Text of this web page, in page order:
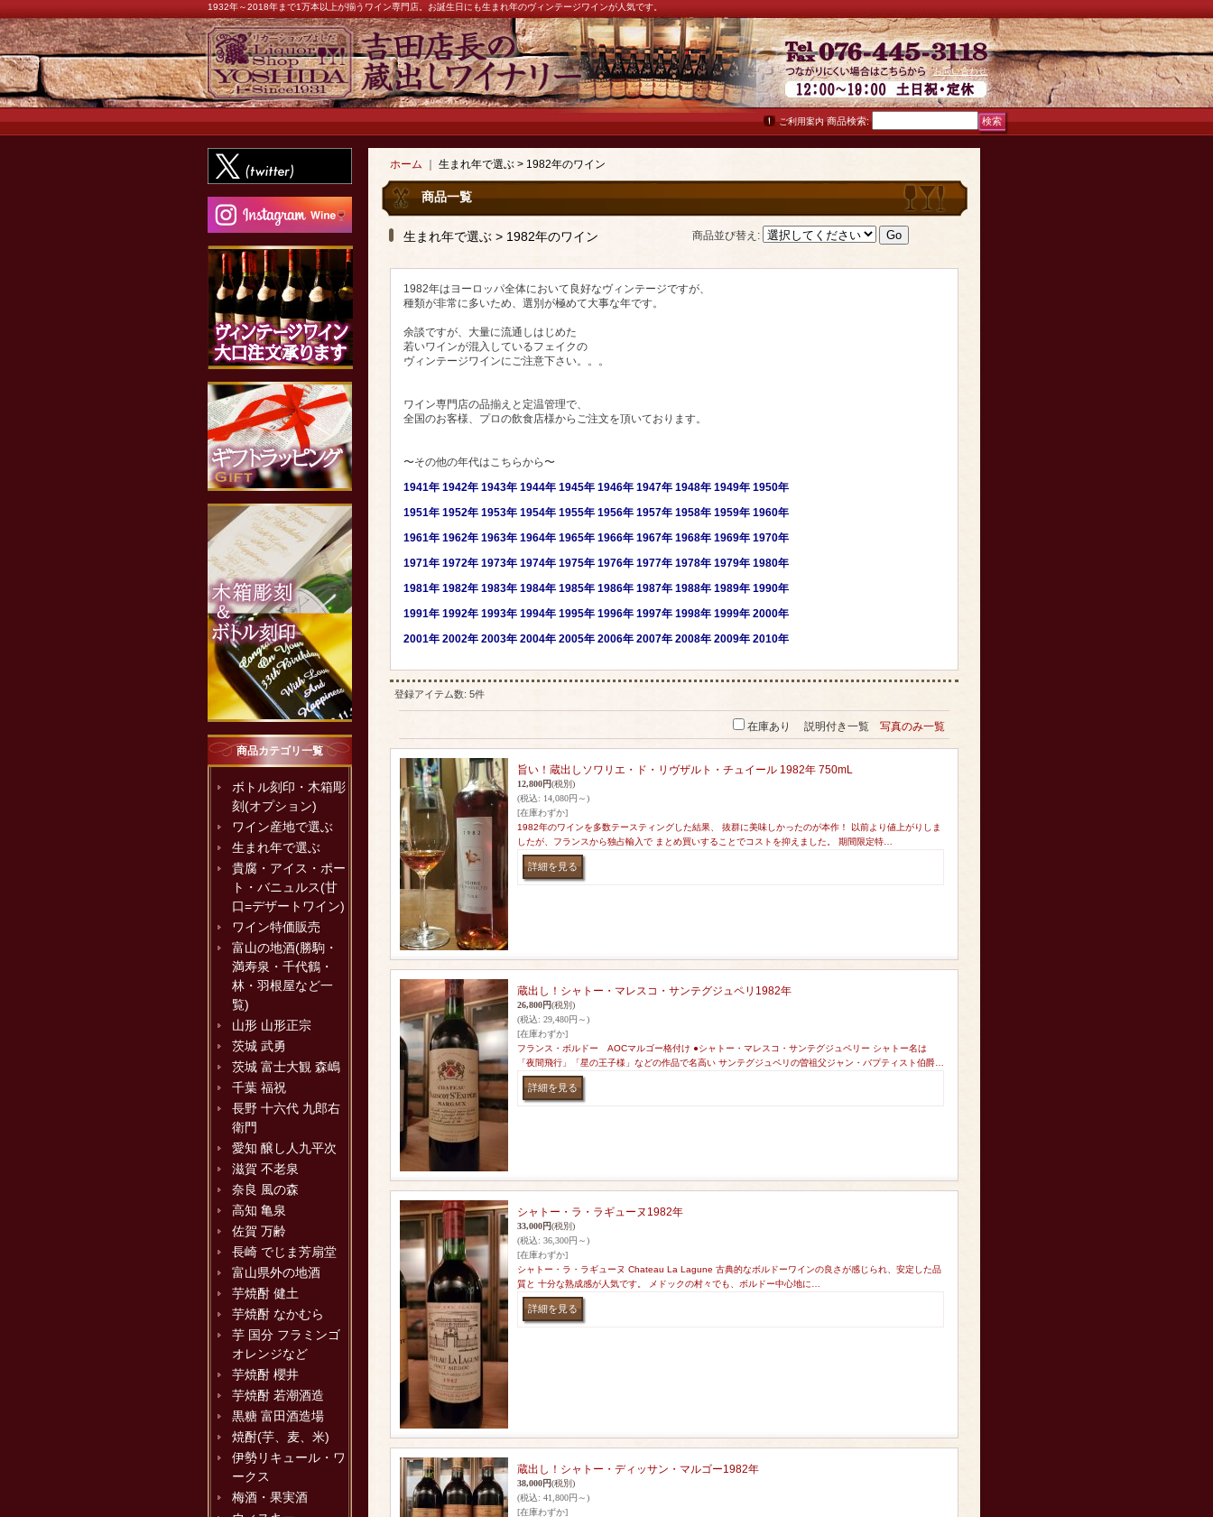
1932年～2018年まで1万本以上が揃うワイン専門店。お誕生日にも生まれ年のヴィンテージワインが人気です。
ご利用案内
お問い合わせ
商品検索:
商品カテゴリ一覧
ボトル刻印・木箱彫
刻(オプション)
ワイン産地で選ぶ
生まれ年で選ぶ
貴腐・アイス・ポー
ト・バニュルス(甘
口=デザートワイン)
ワイン特価販売
富山の地酒(勝駒・
満寿泉・千代鶴・
林・羽根屋など一
覧)
山形 山形正宗
茨城 武勇
茨城 富士大観 森嶋
千葉 福祝
長野 十六代 九郎右
衛門
愛知 醸し人九平次
滋賀 不老泉
奈良 風の森
高知 亀泉
佐賀 万齢
長崎 でじま芳扇堂
富山県外の地酒
芋焼酎 健土
芋焼酎 なかむら
芋 国分 フラミンゴ
オレンジなど
芋焼酎 櫻井
芋焼酎 若潮酒造
黒糖 富田酒造場
焼酎(芋、麦、米)
伊勢リキュール・ワ
ークス
梅酒・果実酒
ホーム 生まれ年で選ぶ > 1982年のワイン
商品一覧
生まれ年で選ぶ > 1982年のワイン 商品並び替え :
1982年はヨーロッパ全体において良好なヴィンテージですが、
種類が非常に多いため、選別が極めて大事な年です。
余談ですが、大量に流通しはじめた
若いワインが混入しているフェイクの
ヴィンテージワインにご注意下さい。。。
ワイン専門店の品揃えと定温管理で、
全国のお客様、プロの飲食店様からご注文を頂いております。
〜その他の年代はこちらから〜
1941年 1942年 1943年 1944年 1945年 1946年 1947年 1948年 1949年 1950年
1951年 1952年 1953年 1954年 1955年 1956年 1957年 1958年 1959年 1960年
1961年 1962年 1963年 1964年 1965年 1966年 1967年 1968年 1969年 1970年
1971年 1972年 1973年 1974年 1975年 1976年 1977年 1978年 1979年 1980年
1981年 1982年 1983年 1984年 1985年 1986年 1987年 1988年 1989年 1990年
1991年 1992年 1993年 1994年 1995年 1996年 1997年 1998年 1999年 2000年
2001年 2002年 2003年 2004年 2005年 2006年 2007年 2008年 2009年 2010年
登録アイテム数: 5件
在庫あり 説明付き一覧 写真のみ一覧
旨い！蔵出しソワリエ・ド・リヴザルト・チュイール 1982年 750mL
12,800円(税別)
(税込: 14,080円～)
[在庫わずか]
1982年のワインを多数テースティングした結果、 抜群に美味しかったのが本作！ 以前より値上がりしま
したが、フランスから独占輸入で まとめ買いすることでコストを抑えました。 期間限定特…
蔵出し！シャトー・マレスコ・サンテグジュペリ1982年
26,800円(税別)
(税込: 29,480円～)
[在庫わずか]
フランス・ボルドー AOCマルゴー格付け ●シャトー・マレスコ・サンテグジュペリー シャトー名は
「夜間飛行」「星の王子様」などの作品で名高い サンテグジュペリの曽祖父ジャン・バプティスト伯爵…
シャトー・ラ・ラギューヌ1982年
33,000円(税別)
(税込: 36,300円～)
[在庫わずか]
シャトー・ラ・ラギューヌ Chateau La Lagune 古典的なボルドーワインの良さが感じられ、安定した品
質と 十分な熟成感が人気です。 メドックの村々でも、ボルドー中心地に…
蔵出し！シャトー・ディッサン・マルゴー1982年
38,000円(税別)
(税込: 41,800円～)
[在庫わずか]